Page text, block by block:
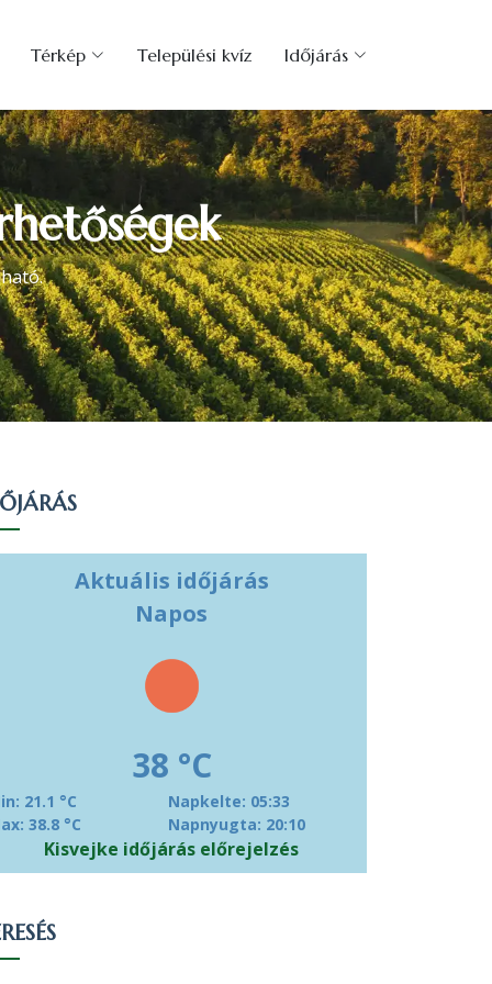
Térkép Települési kvíz Időjárás
Aktuális időjárás
Napos
38 °C
21.1 °C
38.8 °C
Napkelte: 05:33
Napnyugta: 20:10
Kisvejke időjárás előrejelzés